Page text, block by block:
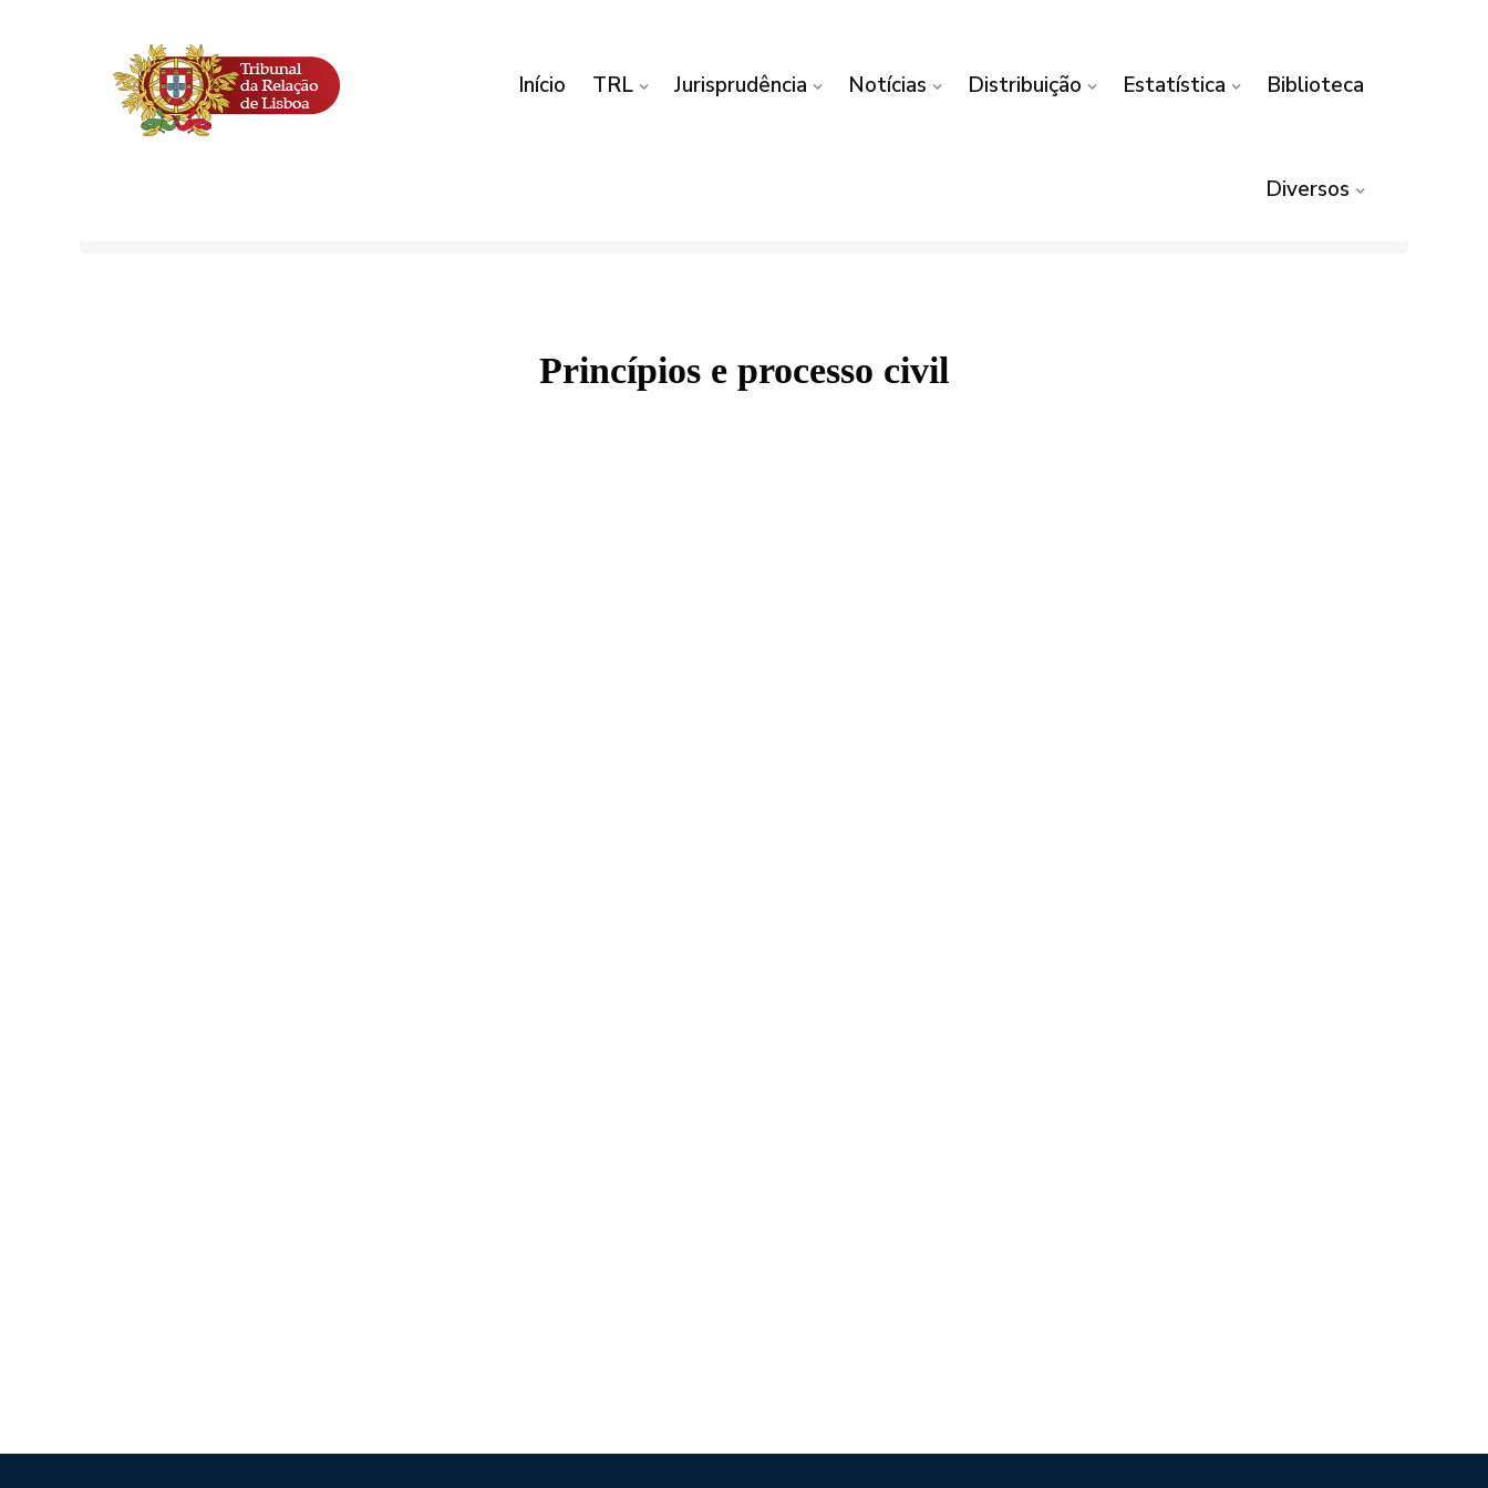
Início TRL Jurisprudência Notícias Distribuição Estatística Biblioteca
Diversos
Princípios e processo civil